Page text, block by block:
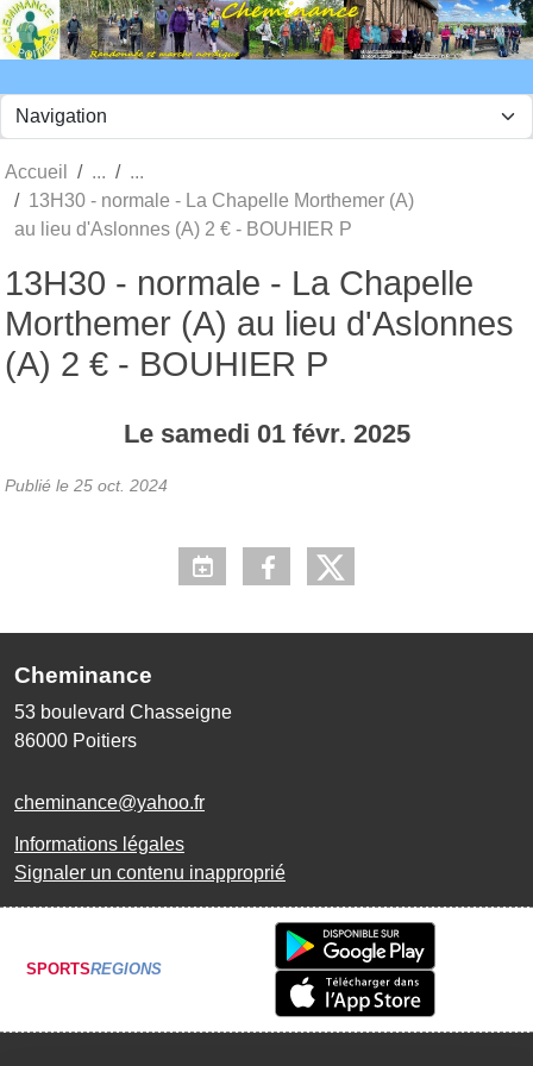
Accueil
13H30 - normale - La Chapelle Morthemer (A)
au lieu d'Aslonnes (A) 2 € - BOUHIER P
13H30 - normale - La Chapelle
Morthemer (A) au lieu d'Aslonnes
(A) 2 € - BOUHIER P
Le samedi 01 févr. 2025
Publié le 25 oct. 2024
Cheminance
53 boulevard Chasseigne
86000 Poitiers
cheminance@yahoo.fr
Informations légales
Signaler un contenu inapproprié
SPORTSREGIONS
Panneau de gestion des cookies